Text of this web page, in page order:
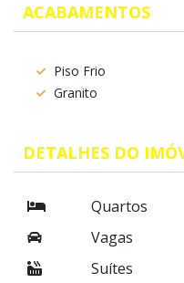
ACABAMENTOS
Piso Frio
Granito
DETALHES DO
Quartos
Vagas
Suítes